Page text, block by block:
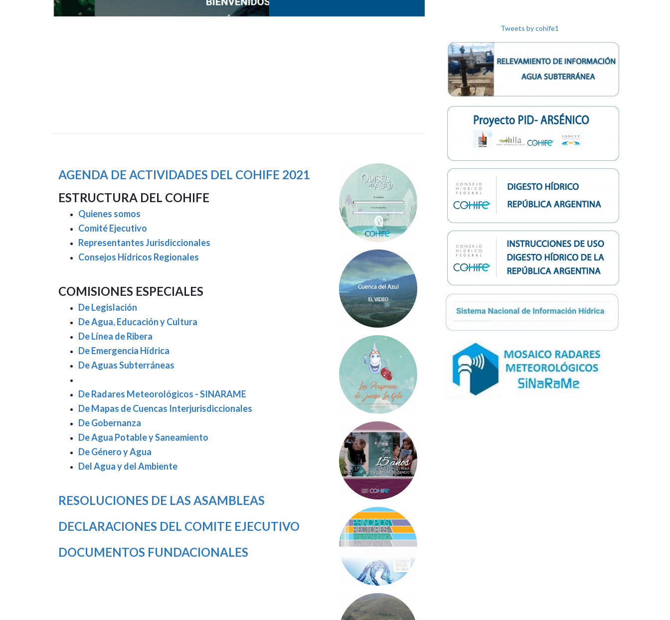
AGENDA DE ACTIVIDADES DEL COHIFE 2021
ESTRUCTURA DEL COHIFE
Quienes somos
Comité Ejecutivo
Representantes Jurisdiccionales
Consejos Hídricos Regionales
COMISIONES ESPECIALES
De Legislación
De Agua, Educación y Cultura
De Línea de Ribera
De Emergencia Hídrica
De Aguas Subterráneas
De Radares Meteorológicos - SINARAME
De Mapas de Cuencas Interjurisdiccionales
De Gobernanza
De Agua Potable y Saneamiento
De Género y Agua
Del Agua y del Ambiente
RESOLUCIONES DE LAS ASAMBLEAS
DECLARACIONES DEL COMITE EJECUTIVO
DOCUMENTOS FUNDACIONALES
Tweets by cohife1